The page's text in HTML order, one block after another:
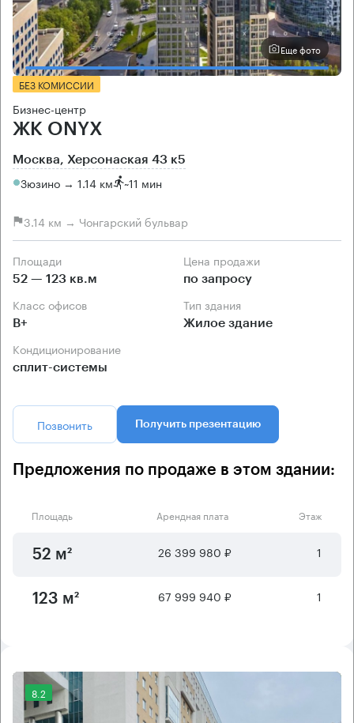
Еще фото
БЕЗ КОМИССИИ
Бизнес-центр
ЖК ONYX
Москва, Херсонаская 43 к5
Зюзино → 1.14 км ~11 мин
3.14 км → Чонгарский бульвар
Площади
52 — 123 кв.м
Цена продажи
по запросу
Класс офисов
B+
Тип здания
Жилое здание
Кондиционирование
сплит-системы
Позвонить Получить презентацию
Предложения по продаже в этом здании:
Площадь Арендная плата Этаж
52 м² 26 399 980 ₽ 1
123 м² 67 999 940 ₽ 1
8.2